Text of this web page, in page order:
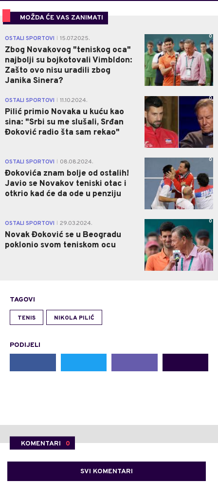
MOŽDA ĆE VAS ZANIMATI
OSTALI SPORTOVI 15.07.2025.
Zbog Novakovog "teniskog oca"
najbolji su bojkotovali Vimbldon:
Zašto ovo nisu uradili zbog
Janika Sinera?
0
OSTALI SPORTOVI 11.10.2024.
Pilić primio Novaka u kuću kao
sina: "Srbi su me slušali, Srđan
Đoković radio šta sam rekao"
0
OSTALI SPORTOVI 08.08.2024.
Đokovića znam bolje od ostalih!
Javio se Novakov teniski otac i
otkrio kad će da ode u penziju
0
OSTALI SPORTOVI 29.03.2024.
Novak Đoković se u Beogradu
poklonio svom teniskom ocu
0
TAGOVI
TENIS NIKOLA PILIĆ
PODIJELI
KOMENTARI 0
SVI KOMENTARI